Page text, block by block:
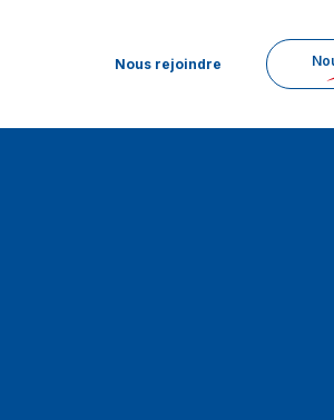
Nous rejoindre